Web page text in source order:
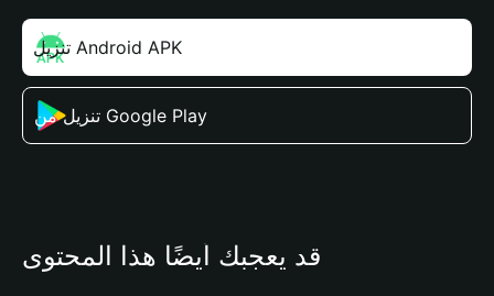
تنزيل Android APK
تنزيل من Google Play
قد يعجبك أيضًا هذا المحتوى